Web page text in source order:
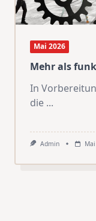
Mai 2026
Mehr als
In
die ...
Admin